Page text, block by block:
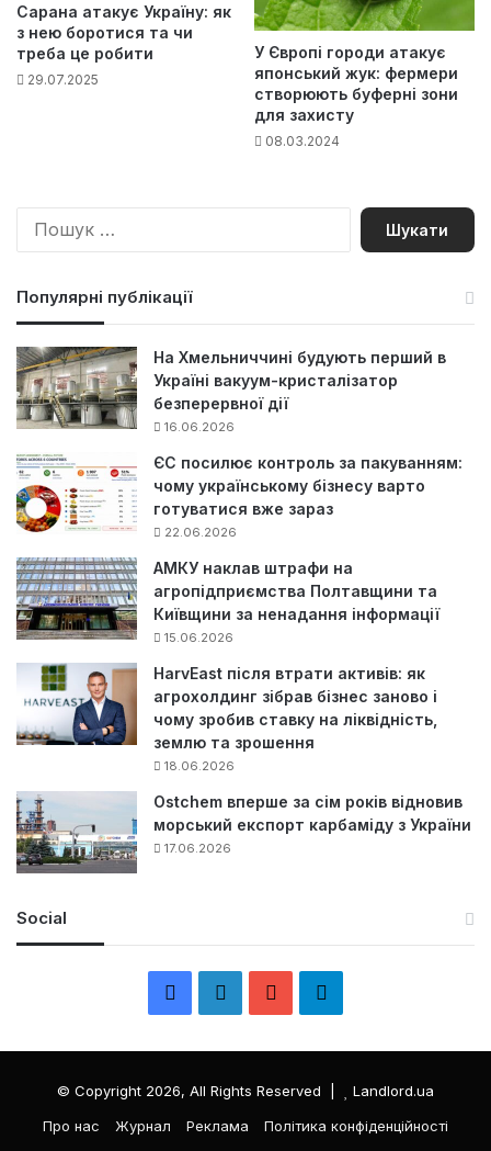
Сарана атакує Україну: як
з нею боротися та чи
треба це робити
29.07.2025
У Європі городи атакує
японський жук: фермери
створюють буферні зони
для захисту
08.03.2024
П
Популярні публікації
На Хмельниччині будують перший в
Україні вакуум-кристалізатор
безперервної дії
16.06.2026
ЄС посилює контроль за пакуванням:
чому українському бізнесу варто
готуватися вже зараз
22.06.2026
АМКУ наклав штрафи на
агропідприємства Полтавщини та
Київщини за ненадання інформації
15.06.2026
HarvEast після втрати активів: як
агрохолдинг зібрав бізнес заново і
чому зробив ставку на ліквідність,
землю та зрошення
18.06.2026
Ostchem вперше за сім років відновив
морський експорт карбаміду з України
17.06.2026
Social
e
k
T
л
е
© Copyright 2026, All Rights Reserved |
Landlord.ua
Про нас
Журнал Реклама Політика конфіденційності